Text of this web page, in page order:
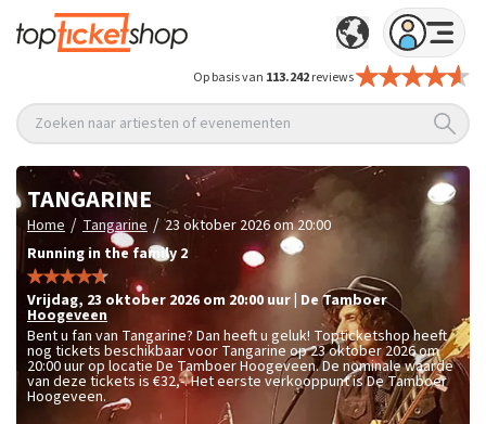
Op basis van 113.242reviews
Zoeken naar artiesten of evenementen
TANGARINE
Home / Tangarine / 23 oktober 2026 om 20:00
Running in the family 2
vrijdag, 23 oktober 2026 om 20:00 uur De Tamboer
Hoogeveen
Bent u fan van Tangarine? Dan heeft u geluk! Topticketshop heeft
nog tickets beschikbaar voor Tangarine op 23 oktober 2026 om
20:00 uur op locatie De Tamboer Hoogeveen. De nominale waarde
van deze tickets is €32,-. Het eerste verkooppunt is De Tamboer
Hoogeveen.